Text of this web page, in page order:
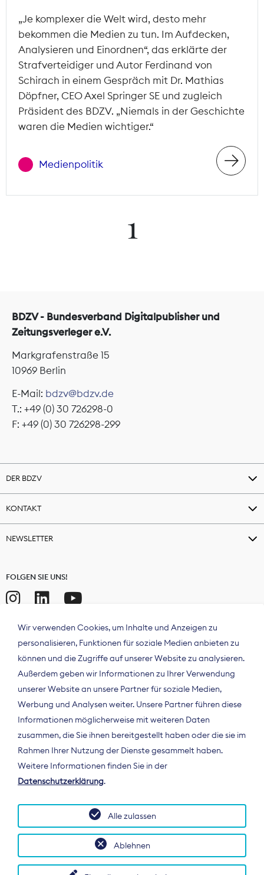
„Je komplexer die Welt wird, desto mehr
bekommen die Medien zu tun. Im Aufdecken,
Analysieren und Einordnen“, das erklärte der
Strafverteidiger und Autor Ferdinand von
Schirach in einem Gespräch mit Dr. Mathias
Döpfner, CEO Axel Springer SE und zugleich
Präsident des BDZV. „Niemals in der Geschichte
waren die Medien wichtiger.“
Medienpolitik
1
BDZV - Bundesverband Digitalpublisher und
Zeitungsverleger e.V.
Markgrafenstraße 15
10969 Berlin
E-Mail: bdzv@bdzv.de
T.: +49 (0) 30 726298-0
F: +49 (0) 30 726298-299
DER BDZV
KONTAKT
NEWSLETTER
FOLGEN SIE UNS!
Der Bundesverband Digitalpublisher und
Zeitungsverleger (BDZV) vertritt als
Spitzenorganisation die Interessen der
Deutschland und auf EU-Ebene.
Wir verwenden Cookies, um Inhalte und Anzeigen zu
personalisieren, Funktionen für soziale Medien anbieten zu
können und die Zugriffe auf unserer Website zu analysieren.
Außerdem geben wir Informationen zu Ihrer Verwendung
unserer Website an unsere Partner für soziale Medien,
Werbung und Analysen weiter. Unsere Partner führen diese
Informationen möglicherweise mit weiteren Daten
zusammen, die Sie ihnen bereitgestellt haben oder die sie im
Rahmen Ihrer Nutzung der Dienste gesammelt haben.
Weitere Informationen finden Sie in der
Datenschutzerklärung.
Ablehnen
Alle zulassen